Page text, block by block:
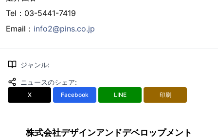
Tel：03-5441-7419
Email： info2@pins.co.jp
ジャンル:
ニュースのシェア:
X Facebook LINE 印刷
株式会社デザインアンドデベロップメント